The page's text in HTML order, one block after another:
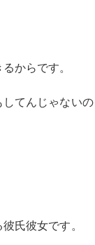
からです。
てんじゃない
氏彼女です。